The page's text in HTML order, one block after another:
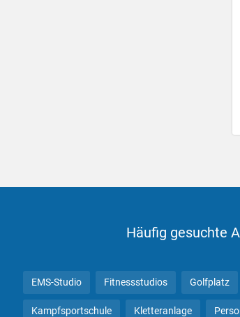
Häufig gesuchte
EMS-Studio Fitnessstudios Golfplatz
Kampfsportschule Kletteranlage